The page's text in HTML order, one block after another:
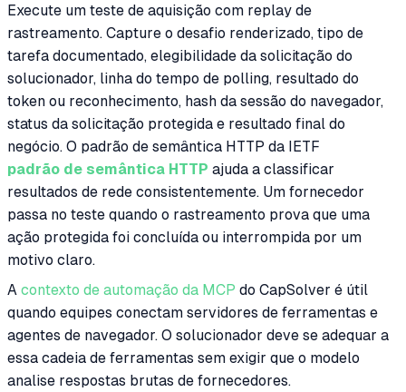
Execute um teste de aquisição com replay de
rastreamento. Capture o desafio renderizado, tipo de
tarefa documentado, elegibilidade da solicitação do
solucionador, linha do tempo de polling, resultado do
token ou reconhecimento, hash da sessão do navegador,
status da solicitação protegida e resultado final do
negócio. O padrão de semântica HTTP da IETF
padrão de semântica HTTP ajuda a classificar
resultados de rede consistentemente. Um fornecedor
passa no teste quando o rastreamento prova que uma
ação protegida foi concluída ou interrompida por um
motivo claro.
A contexto de automação da MCP do CapSolver é útil
quando equipes conectam servidores de ferramentas e
agentes de navegador. O solucionador deve se adequar a
essa cadeia de ferramentas sem exigir que o modelo
analise respostas brutas de fornecedores.